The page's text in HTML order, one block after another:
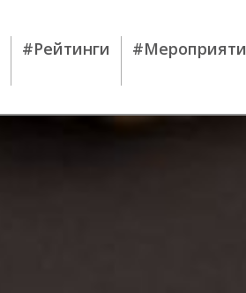
#Рейтинги